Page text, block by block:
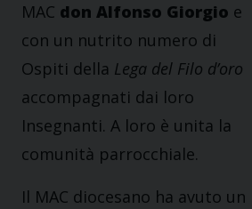
MAC don Alfonso Giorgio e
con un nutrito numero di
Ospiti della Lega del Filo d’oro
accompagnati dai loro
Insegnanti. A loro è unita la
comunità parrocchiale.
Il MAC diocesano ha avuto un